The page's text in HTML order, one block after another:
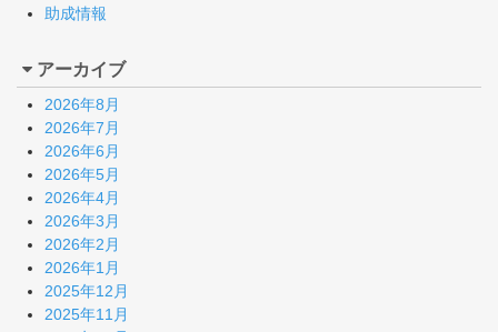
助成情報
アーカイブ
2026年8月
2026年7月
2026年6月
2026年5月
2026年4月
2026年3月
2026年2月
2026年1月
2025年12月
2025年11月